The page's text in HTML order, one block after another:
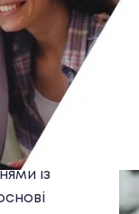
та
одного
із